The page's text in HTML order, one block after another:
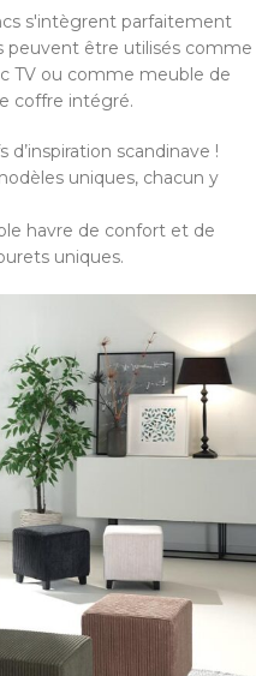
s'intègrent parfaitement
peuvent être utilisés comme
TV ou comme meuble de
coffre intégré.
d’inspiration scandinave !
uniques, chacun y
havre de confort et de
uniques.